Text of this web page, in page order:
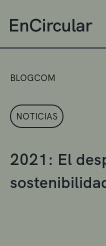
BLOGCOM
NOTICIAS
2021: El